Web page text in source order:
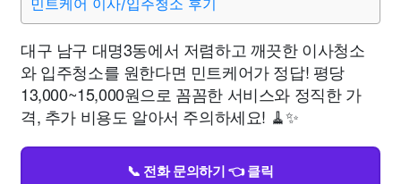
민트케어 이사/입주청소 후기
대구 남구 대명3동에서 저렴하고 깨끗한 이사청소
와 입주청소를 원한다면 민트케어가 정답! 평당
13,000~15,000원으로 꼼꼼한 서비스와 정직한 가
격, 추가 비용도 알아서 주의하세요! 🧹✨
📞 전화 문의하기 👈 클릭